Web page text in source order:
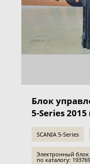
Блок
5-Series
SCANIA 5-Series
Электронный
по каталогу: